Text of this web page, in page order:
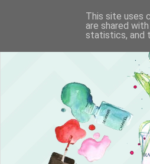
This site uses
are shared
statistics, and